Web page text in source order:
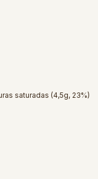
saturadas (4,5g, 23%)